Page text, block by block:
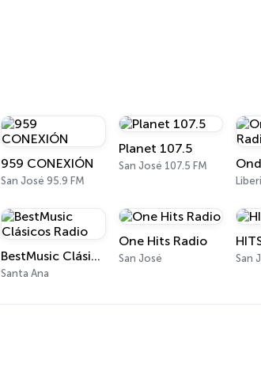
959 CONEXIÓN
San José 95.9 FM
Planet 107.5
San José 107.5 FM
BestMusic Clásicos Radio
Santa Ana
One Hits Radio
San José San